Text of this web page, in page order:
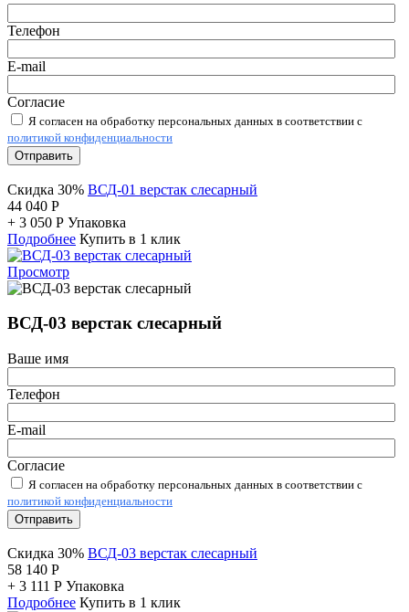
Телефон
E-mail
Согласие
Я согласен на обработку персональных данных в соответствии с
политикой конфиденциальности
Отправить
Скидка 30% ВСД-01 верстак слесарный
44 040 Р
+ 3 050 Р Упаковка
Подробнее Купить в 1 клик
Просмотр
ВСД-03 верстак слесарный
Ваше имя
Телефон
E-mail
Согласие
Я согласен на обработку персональных данных в соответствии с
политикой конфиденциальности
Отправить
Скидка 30% ВСД-03 верстак слесарный
58 140 Р
+ 3 111 Р Упаковка
Подробнее Купить в 1 клик